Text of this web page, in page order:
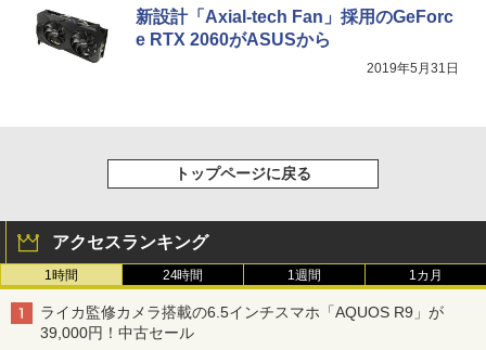
新設計「Axial-tech Fan」採用のGeForc
e RTX 2060がASUSから
2019年5月31日
トップページに戻る
アクセスランキング
1時間 24時間 1週間 1カ月
ライカ監修カメラ搭載の6.5インチスマホ「AQUOS R9」が
39,000円！中古セール